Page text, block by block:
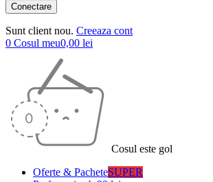
Sunt client nou. Creeaza cont
0 Cosul meu0,00 lei
Cosul este gol
Oferte & PacheteSUPER